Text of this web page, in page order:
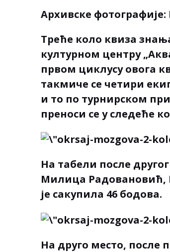
Архивске фотографије:
Треће коло квиза
културном центру
првом циклусу овога
такмиче се четири
и то по турнирском
преноси се у следеће
На табели после
Милица Радовановић,
је сакупила 46 бодова.
На друго место, после